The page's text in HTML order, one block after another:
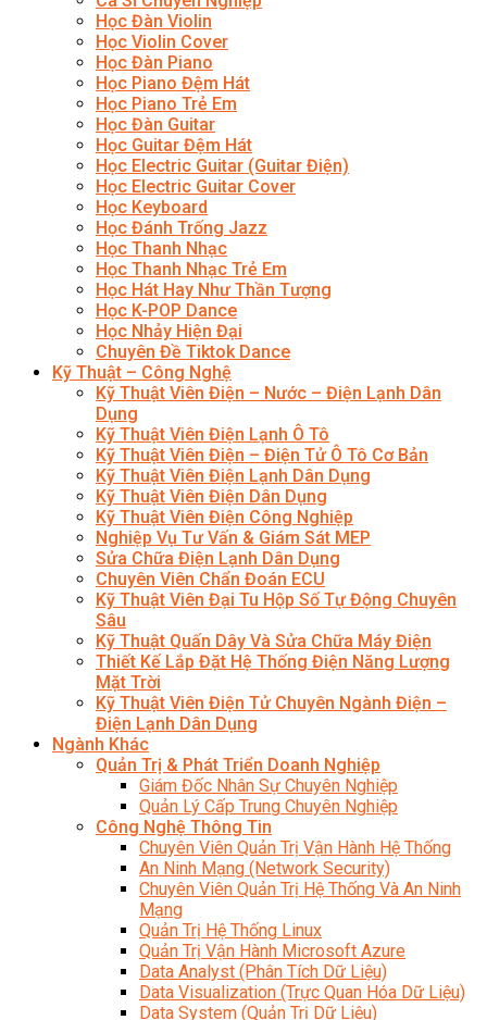
Học Đàn Violin
Học Violin Cover
Học Đàn Piano
Học Piano Đệm Hát
Học Piano Trẻ Em
Học Đàn Guitar
Học Guitar Đệm Hát
Học Electric Guitar (Guitar Điện)
Học Electric Guitar Cover
Học Keyboard
Học Đánh Trống Jazz
Học Thanh Nhạc
Học Thanh Nhạc Trẻ Em
Học Hát Hay Như Thần Tượng
Học K-POP Dance
Học Nhảy Hiện Đại
Chuyên Đề Tiktok Dance
Kỹ Thuật – Công Nghệ
Kỹ Thuật Viên Điện – Nước – Điện Lạnh Dân
Dụng
Kỹ Thuật Viên Điện Lạnh Ô Tô
Kỹ Thuật Viên Điện – Điện Tử Ô Tô Cơ Bản
Kỹ Thuật Viên Điện Lạnh Dân Dụng
Kỹ Thuật Viên Điện Dân Dụng
Kỹ Thuật Viên Điện Công Nghiệp
Nghiệp Vụ Tư Vấn & Giám Sát MEP
Sửa Chữa Điện Lạnh Dân Dụng
Chuyên Viên Chẩn Đoán ECU
Kỹ Thuật Viên Đại Tu Hộp Số Tự Động Chuyên
Sâu
Kỹ Thuật Quấn Dây Và Sửa Chữa Máy Điện
Thiết Kế Lắp Đặt Hệ Thống Điện Năng Lượng
Mặt Trời
Kỹ Thuật Viên Điện Tử Chuyên Ngành Điện –
Điện Lạnh Dân Dụng
Ngành Khác
Quản Trị & Phát Triển Doanh Nghiệp
Giám Đốc Nhân Sự Chuyên Nghiệp
Quản Lý Cấp Trung Chuyên Nghiệp
Công Nghệ Thông Tin
Chuyên Viên Quản Trị Vận Hành Hệ Thống
An Ninh Mạng (Network Security)
Chuyên Viên Quản Trị Hệ Thống Và An Ninh
Mạng
Quản Trị Hệ Thống Linux
Quản Trị Vận Hành Microsoft Azure
Data Analyst (Phân Tích Dữ Liệu)
Data Visualization (Trực Quan Hóa Dữ Liệu)
Data System (Quản Trị Dữ Liệu)